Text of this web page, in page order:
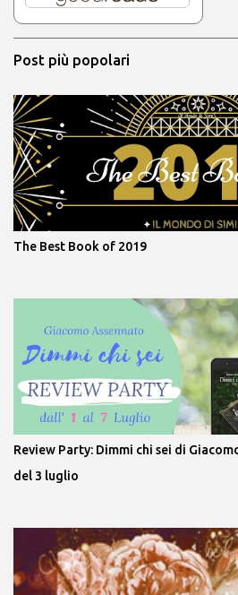
Post più popolari
The Best Book of 2019
Review Party: Dimmi chi sei di
del 3 luglio